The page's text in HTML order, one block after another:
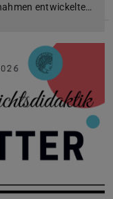
entwickelte…